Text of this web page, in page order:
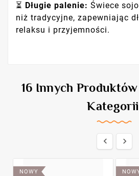
⏳ Długie palenie: Świece
niż tradycyjne, zapewniając
relaksu i przyjemności.
16 Innych
 
NOWY